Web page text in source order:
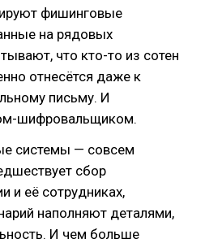
фишинговые
на рядовых
что кто-то из сотен
отнесётся даже к
письму. И
шифровальщиком.
системы — совсем
сбор
и её сотрудниках,
наполняют деталями,
И чем больше